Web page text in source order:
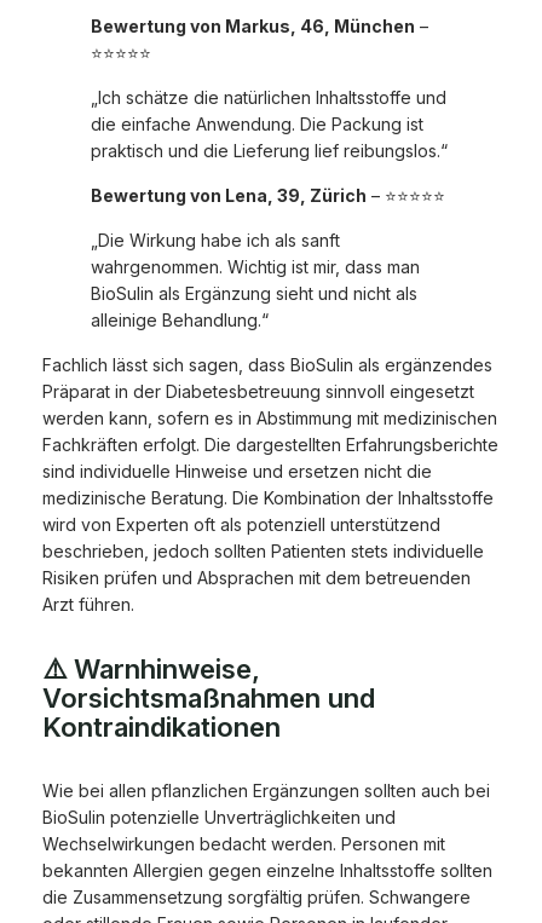
Bewertung von Markus, 46, München –
⭐⭐⭐⭐⭐
„Ich schätze die natürlichen Inhaltsstoffe und
die einfache Anwendung. Die Packung ist
praktisch und die Lieferung lief reibungslos.“
Bewertung von Lena, 39, Zürich – ⭐⭐⭐⭐⭐
„Die Wirkung habe ich als sanft
wahrgenommen. Wichtig ist mir, dass man
BioSulin als Ergänzung sieht und nicht als
alleinige Behandlung.“
Fachlich lässt sich sagen, dass BioSulin als ergänzendes
Präparat in der Diabetesbetreuung sinnvoll eingesetzt
werden kann, sofern es in Abstimmung mit medizinischen
Fachkräften erfolgt. Die dargestellten Erfahrungsberichte
sind individuelle Hinweise und ersetzen nicht die
medizinische Beratung. Die Kombination der Inhaltsstoffe
wird von Experten oft als potenziell unterstützend
beschrieben, jedoch sollten Patienten stets individuelle
Risiken prüfen und Absprachen mit dem betreuenden
Arzt führen.
⚠️ Warnhinweise,
Vorsichtsmaßnahmen und
Kontraindikationen
Wie bei allen pflanzlichen Ergänzungen sollten auch bei
BioSulin potenzielle Unverträglichkeiten und
Wechselwirkungen bedacht werden. Personen mit
bekannten Allergien gegen einzelne Inhaltsstoffe sollten
die Zusammensetzung sorgfältig prüfen. Schwangere